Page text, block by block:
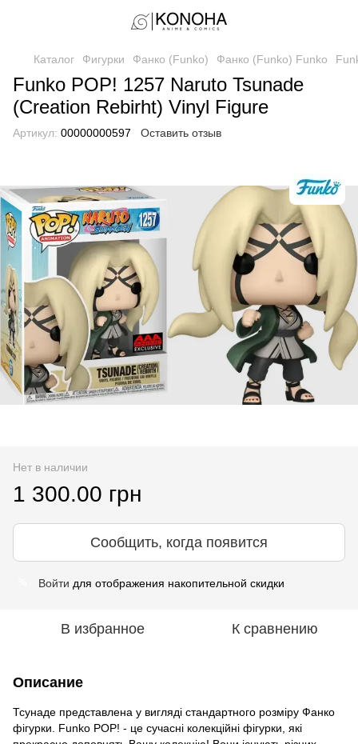
Каталог Фигурки Фанко (Funko) Фанко (Funko) Funko
Funko POP! 1257 Naruto Tsunade
(Creation Rebirht) Vinyl Figure
Артикул: 00000000597 Оставить отзыв
Нет в наличии
1 300.00 грн
Сообщить, когда появится
Войти для отображения накопительной скидки
В избранное К сравнению
Описание
Тсунаде представлена у вигляді стандартного розміру Фанко
фігурки. Funko POP! - це сучасні колекційні фігурки, які